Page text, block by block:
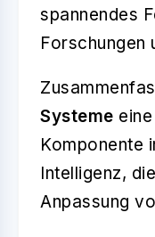
spannendes
Forschungen
Systeme
Komponente
Intelligenz,
Anpassung